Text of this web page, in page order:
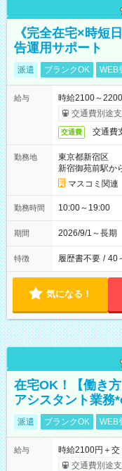
《完全在宅×時短
告運用サポート
派遣 ブランクOK WEB
給与
時給2100～
交通費別途
交通費 交通費
勤務地
東京都新宿区
新宿御苑前駅か
マスコミ関連
勤務時間 10:00～19:00
期間 2026/9/1～長
特徴 履歴書不要 / 40
気になる！
在宅OK！【働き
アシスタント業務
派遣 ブランクOK WEB
給与
時給2100円＋交
交通費別途